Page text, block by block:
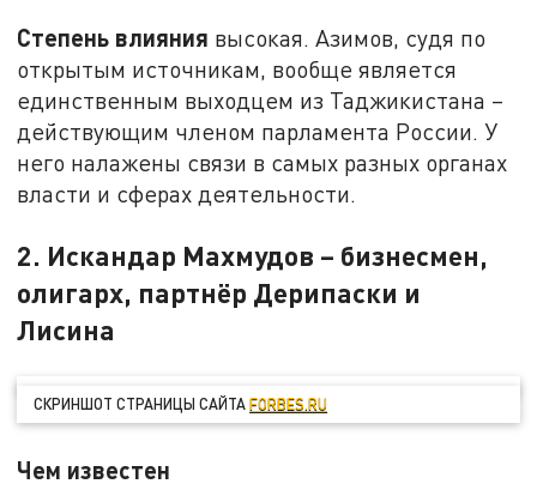
Степень влияния высокая. Азимов, судя по
открытым источникам, вообще является
единственным выходцем из Таджикистана –
действующим членом парламента России. У
него налажены связи в самых разных органах
власти и сферах деятельности.
2. Искандар Махмудов – бизнесмен,
олигарх, партнёр Дерипаски и
Лисина
СКРИНШОТ СТРАНИЦЫ САЙТАFORBES.RU
Чем известен